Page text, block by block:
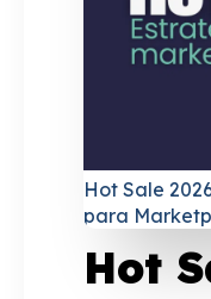
Hot Sale
para
Hot